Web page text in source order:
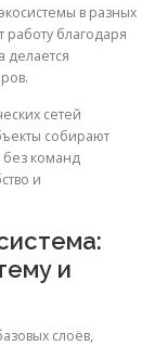
в разных
работу благодаря
делается
сетей
собирают
команд
и
и
слоёв,